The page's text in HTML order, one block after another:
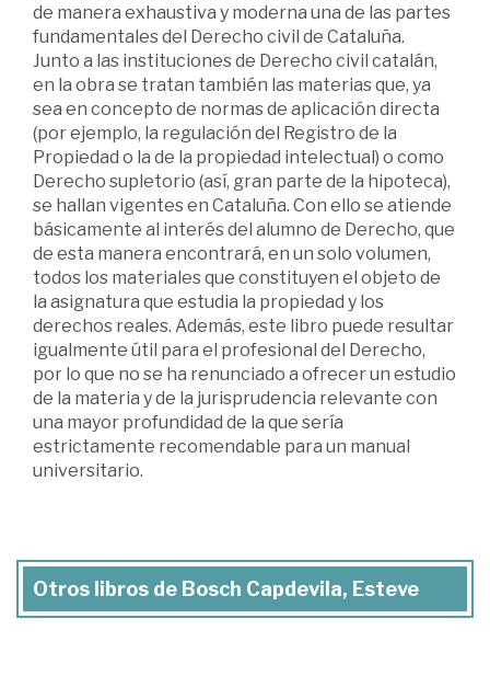
de manera exhaustiva y moderna una de las partes
fundamentales del Derecho civil de Cataluña.
Junto a las instituciones de Derecho civil catalán,
en la obra se tratan también las materias que, ya
sea en concepto de normas de aplicación directa
(por ejemplo, la regulación del Registro de la
Propiedad o la de la propiedad intelectual) o como
Derecho supletorio (así, gran parte de la hipoteca),
se hallan vigentes en Cataluña. Con ello se atiende
básicamente al interés del alumno de Derecho, que
de esta manera encontrará, en un solo volumen,
todos los materiales que constituyen el objeto de
la asignatura que estudia la propiedad y los
derechos reales. Además, este libro puede resultar
igualmente útil para el profesional del Derecho,
por lo que no se ha renunciado a ofrecer un estudio
de la materia y de la jurisprudencia relevante con
una mayor profundidad de la que sería
estrictamente recomendable para un manual
universitario.
Otros libros de Bosch Capdevila, Esteve